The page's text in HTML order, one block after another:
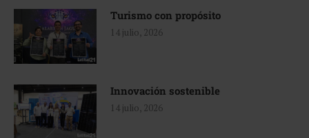
Turismo con propósito
14 julio, 2026
Innovación sostenible
14 julio, 2026